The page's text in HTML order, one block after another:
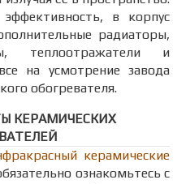
в корпус
радиаторы,
теплоотражатели и
на усмотрение завода
обогревателя.
КЕРАМИЧЕСКИХ
керамические
ознакомьтесь с